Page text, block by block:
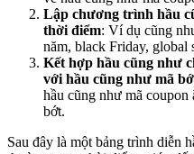
Lập chương trình hầu
thời điểm: Ví dụ cũng
năm, black Friday, global
Kết hợp hầu cũng như
với hầu cũng như mã
hầu cũng như mã coupon
bớt.
Sau đây là một bảng trình diễn